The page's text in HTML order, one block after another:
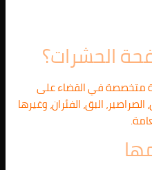
الحشرات؟
متخصصة في القضاء على
البق، الفئران، وغيرها